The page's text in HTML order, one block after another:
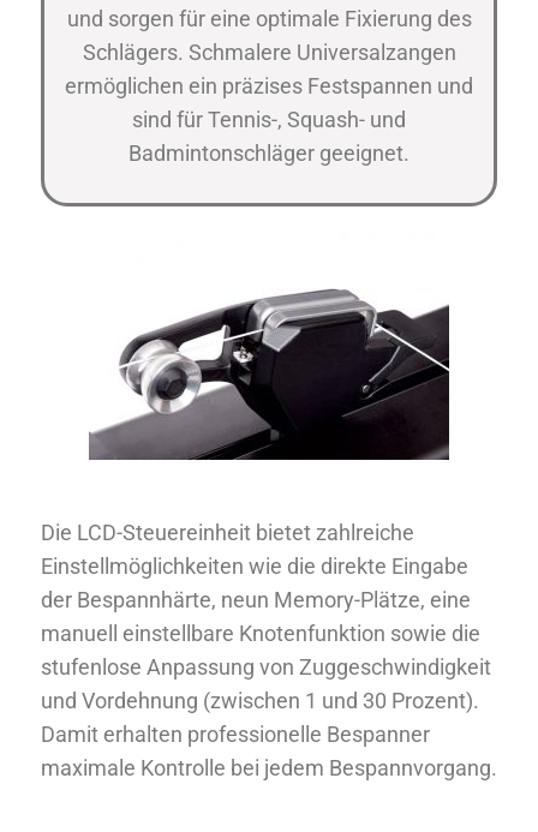
und sorgen für eine optimale Fixierung des
Schlägers. Schmalere Universalzangen
ermöglichen ein präzises Festspannen und
sind für Tennis-, Squash- und
Badmintonschläger geeignet.
Die LCD-Steuereinheit bietet zahlreiche
Einstellmöglichkeiten wie die direkte Eingabe
der Bespannhärte, neun Memory-Plätze, eine
manuell einstellbare Knotenfunktion sowie die
stufenlose Anpassung von Zuggeschwindigkeit
und Vordehnung (zwischen 1 und 30 Prozent).
Damit erhalten professionelle Bespanner
maximale Kontrolle bei jedem Bespannvorgang.